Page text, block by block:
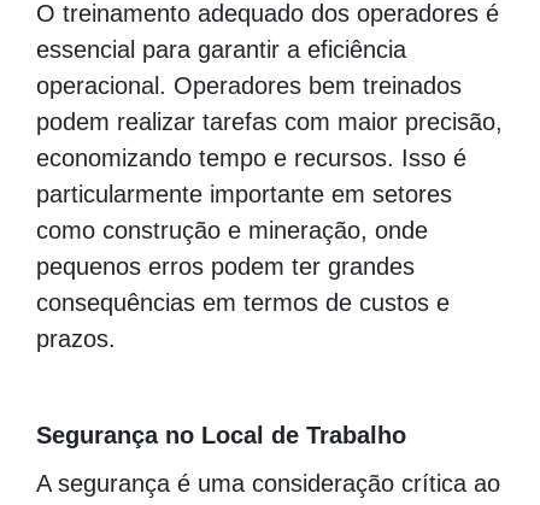
O treinamento adequado dos operadores é
essencial para garantir a eficiência
operacional. Operadores bem treinados
podem realizar tarefas com maior precisão,
economizando tempo e recursos. Isso é
particularmente importante em setores
como construção e mineração, onde
pequenos erros podem ter grandes
consequências em termos de custos e
prazos.
Segurança no Local de Trabalho
A segurança é uma consideração crítica ao